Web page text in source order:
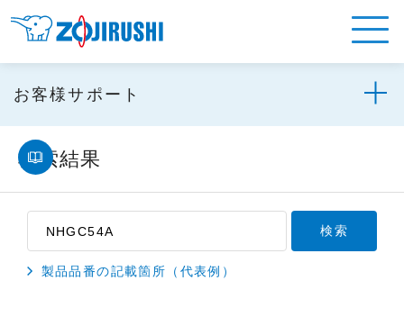
お客様サポート
検索結果
製品品番の記載箇所（代表例）